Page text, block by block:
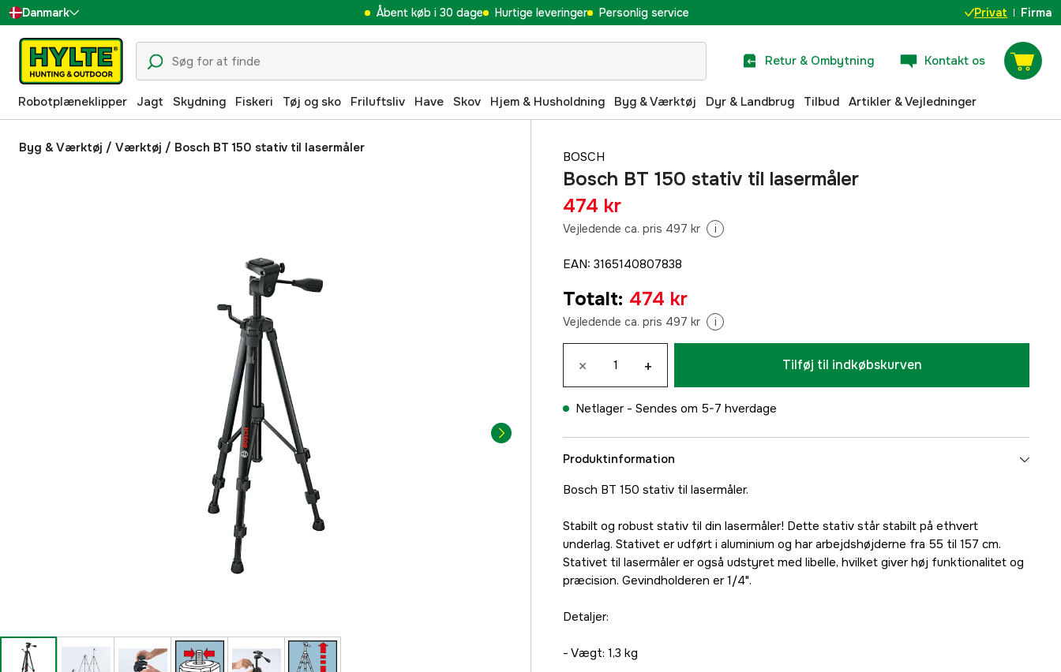
Danmark
Sverige
Suomi
Norge
Deutschland
Åbent køb i 30 dage Hurtige leveringer Personlig service Privat Firma
Retur & Ombytning Kontakt os
Robotplæneklipper Jagt Skydning Fiskeri Tøj og sko Friluftsliv Have Skov Hjem & Husholdning Byg & Værktøj Dyr & Landbrug Tilbud Artikler & Vejledninger
Byg & Værktøj / Værktøj / Bosch BT 150 stativ til lasermåler
BOSCH
Bosch BT 150 stativ til lasermåler
474 kr
Vejledende ca. pris 497 kr i
EAN: 3165140807838
Totalt: 474 kr
Vejledende ca. pris 497 kr i
× + Tilføj til indkøbskurven
Netlager - Sendes om 5-7 hverdage
Produktinformation
Bosch BT 150 stativ til lasermåler.
Stabilt og robust stativ til din lasermåler! Dette stativ står stabilt på ethvert
underlag. Stativet er udført i aluminium og har arbejdshøjderne fra 55 til 157 cm.
Stativet til lasermåler er også udstyret med libelle, hvilket giver høj funktionalitet og
præcision. Gevindholderen er 1/4".
Detaljer:
- Vægt: 1,3 kg